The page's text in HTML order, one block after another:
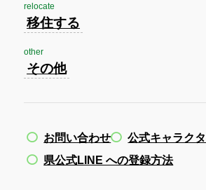
relocate
移住する
other
その他
お問い合わせ
公式キャラク
県公式LINE への登録方法